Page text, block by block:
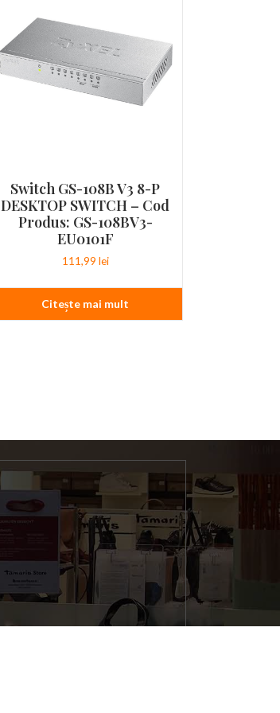
Switch GS-108B V3 8-P
DESKTOP SWITCH – Cod
Produs: GS-108BV3-
EU0101F
111,99 lei
Citește mai mult